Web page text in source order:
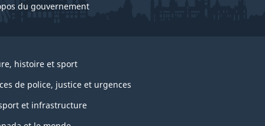
du gouvernement
histoire et sport
de police, justice et urgences
et infrastructure